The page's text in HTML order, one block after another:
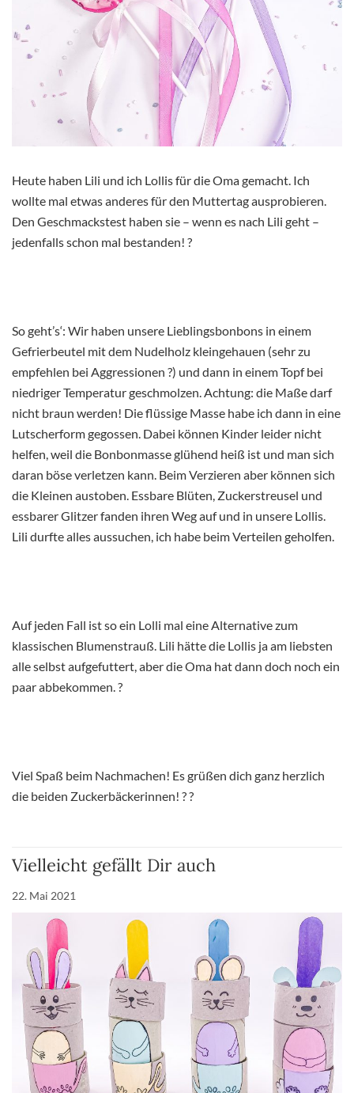
Heute haben Lili und ich Lollis für die Oma gemacht. Ich
wollte mal etwas anderes für den Muttertag ausprobieren.
Den Geschmackstest haben sie – wenn es nach Lili geht –
jedenfalls schon mal bestanden! ?
So geht’s‘: Wir haben unsere Lieblingsbonbons in einem
Gefrierbeutel mit dem Nudelholz kleingehauen (sehr zu
empfehlen bei Aggressionen ?) und dann in einem Topf bei
niedriger Temperatur geschmolzen. Achtung: die Maße darf
nicht braun werden! Die flüssige Masse habe ich dann in eine
Lutscherform gegossen. Dabei können Kinder leider nicht
helfen, weil die Bonbonmasse glühend heiß ist und man sich
daran böse verletzen kann. Beim Verzieren aber können sich
die Kleinen austoben. Essbare Blüten, Zuckerstreusel und
essbarer Glitzer fanden ihren Weg auf und in unsere Lollis.
Lili durfte alles aussuchen, ich habe beim Verteilen geholfen.
Auf jeden Fall ist so ein Lolli mal eine Alternative zum
klassischen Blumenstrauß. Lili hätte die Lollis ja am liebsten
alle selbst aufgefuttert, aber die Oma hat dann doch noch ein
paar abbekommen. ?
Viel Spaß beim Nachmachen! Es grüßen dich ganz herzlich
die beiden Zuckerbäckerinnen! ? ?
Vielleicht gefällt Dir auch
22. Mai 2021